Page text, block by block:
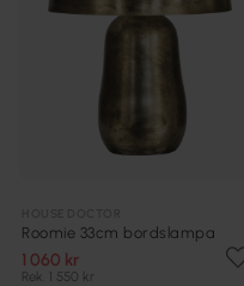
Roomie 33cm bordslampa
1 060 kr
Rek. 1 550 kr